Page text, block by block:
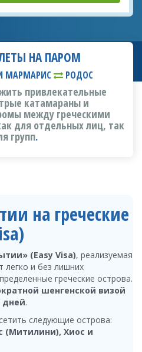
НА ПАРОМ
МАРМАРИС РОДОС
привлекательные
катамараны и
между греческими
для отдельных лиц, так
групп.
на греческие
(Easy Visa), реализуемая
легко и без лишних
греческие острова.
шенгенской визой
дней.
следующие острова:
(Митилини), Хиос и